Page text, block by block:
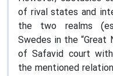
of rival states and
the two realms
Swedes in the “Great
of Safavid court
the mentioned